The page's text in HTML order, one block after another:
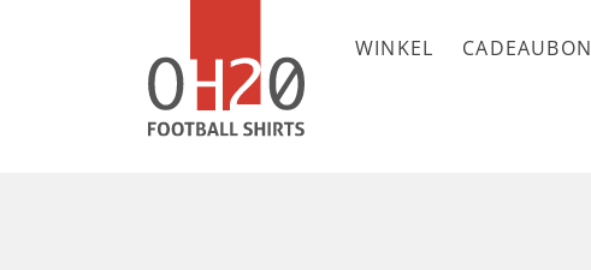
WINKEL CADEAUBON